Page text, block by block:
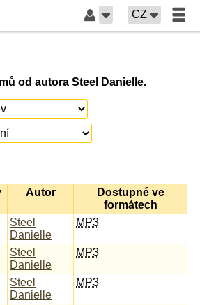
CZ
od autora Steel Danielle.
Autor
Dostupné ve
formátech
Steel
Danielle
MP3
Steel
Danielle
MP3
Steel
Danielle
MP3